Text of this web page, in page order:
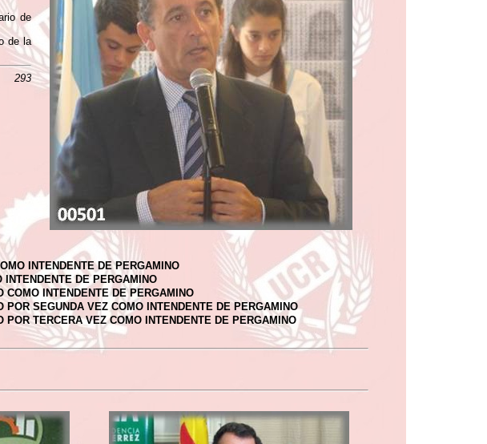
de
de la
293
INTENDENTE DE PERGAMINO
INTENDENTE DE PERGAMINO
COMO INTENDENTE DE PERGAMINO
POR SEGUNDA VEZ COMO INTENDENTE DE PERGAMINO
POR TERCERA VEZ COMO INTENDENTE DE PERGAMINO